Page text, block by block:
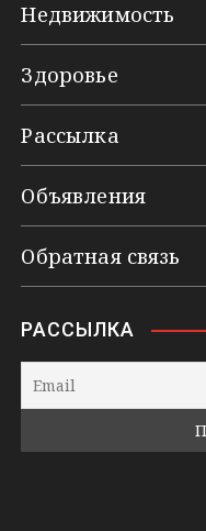
Недвижимость
Здоровье
Рассылка
Объявления
Обратная связь
РАССЫЛКА